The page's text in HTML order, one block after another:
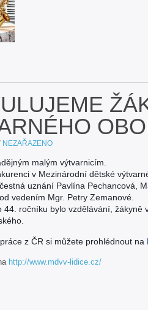
NEZAŘAZENO
malým výtvarnicím.
v Mezinárodní dětské
uznání Pavlína Pechancová,
vedením Mgr. Petry Zemanové.
44. ročníku bylo vzdělávání, žákyně
z ČR si můžete prohlédnout na
http://www.mdvv-lidice.cz/